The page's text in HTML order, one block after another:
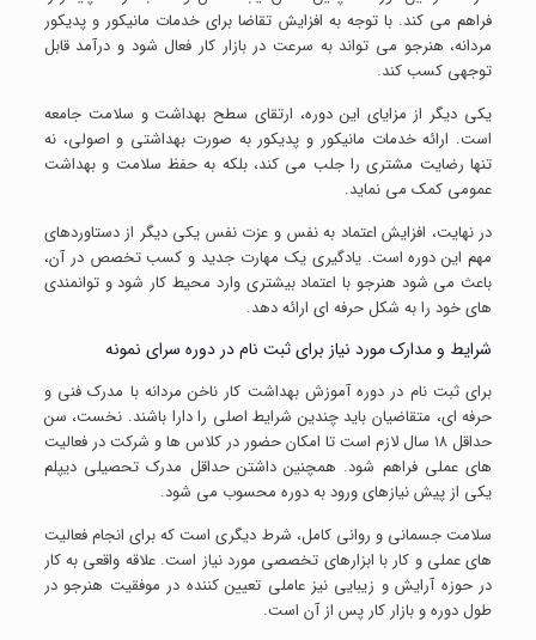
فراهم می کند. با توجه به افزایش تقاضا برای خدمات مانیکور و پدیکور
مردانه، هنرجو می تواند به سرعت در بازار کار فعال شود و درآمد قابل
توجهی کسب کند.
یکی دیگر از مزایای این دوره، ارتقای سطح بهداشت و سلامت جامعه
است. ارائه خدمات مانیکور و پدیکور به صورت بهداشتی و اصولی، نه
تنها رضایت مشتری را جلب می کند، بلکه به حفظ سلامت و بهداشت
عمومی کمک می نماید.
در نهایت، افزایش اعتماد به نفس و عزت نفس یکی دیگر از دستاوردهای
مهم این دوره است. یادگیری یک مهارت جدید و کسب تخصص در آن،
باعث می شود هنرجو با اعتماد بیشتری وارد محیط کار شود و توانمندی
های خود را به شکل حرفه ای ارائه دهد.
شرایط و مدارک مورد نیاز برای ثبت نام در دوره سرای نمونه
برای ثبت نام در دوره آموزش بهداشت کار ناخن مردانه با مدرک فنی و
حرفه ای، متقاضیان باید چندین شرایط اصلی را دارا باشند. نخست، سن
حداقل ۱۸ سال لازم است تا امکان حضور در کلاس ها و شرکت در فعالیت
های عملی فراهم شود. همچنین داشتن حداقل مدرک تحصیلی دیپلم
یکی از پیش نیازهای ورود به دوره محسوب می شود.
سلامت جسمانی و روانی کامل، شرط دیگری است که برای انجام فعالیت
های عملی و کار با ابزارهای تخصصی مورد نیاز است. علاقه واقعی به کار
در حوزه آرایش و زیبایی نیز عاملی تعیین کننده در موفقیت هنرجو در
طول دوره و بازار کار پس از آن است.